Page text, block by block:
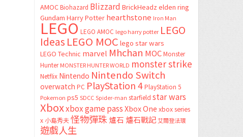
AMOC Biohazard Blizzard BrickHeadz elden ring
Gundam Harry Potter hearthstone Iron Man
LEGO LEGO AMOC lego harry potter LEGO
Ideas LEGO MOC lego star wars
LEGO Technic marvel Mhchan MOC Monster
Hunter MONSTER HUNTER WORLD monster strike
Netflix Nintendo Nintendo Switch
overwatch PC PlayStation 4 PlayStation 5
Pokemon ps5 SDCC Spider-man starfield star wars
Xboxxbox game passXbox One xbox series
x 小島秀夫怪物彈珠 爐石 爐石戰記艾爾登法環
遊戲人生